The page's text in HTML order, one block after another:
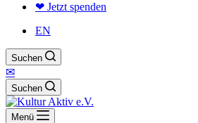
❤ Jetzt spenden
EN
Suchen
✉
Suchen
Menü